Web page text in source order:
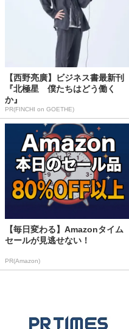
【西野亮廣】ビジネス書最新刊
『北極星 僕たちはどう働く
か』
PR(FINCHI on GOETHE)
【毎日変わる】Amazonタイム
セールが見逃せない！
PR(Amazon)